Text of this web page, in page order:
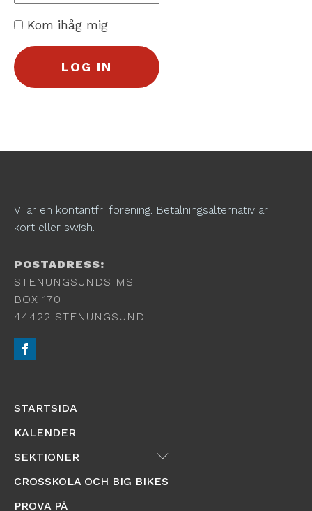
Kom ihåg mig
Vi är en kontantfri förening. Betalningsalternativ är
kort eller swish.
POSTADRESS:
STENUNGSUNDS MS
BOX 170
44422 STENUNGSUND
STARTSIDA
KALENDER
SEKTIONER
Submenu
CROSSKOLA OCH BIG BIKES
PROVA PÅ